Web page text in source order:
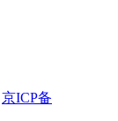
京ICP备